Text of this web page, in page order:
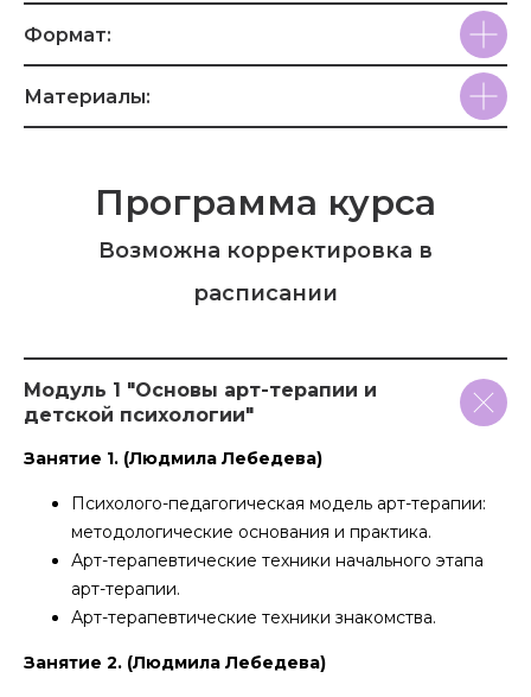
Формат:
Материалы:
Программа курса
Возможна корректировка в
расписании
Модуль 1 "Основы арт-терапии и
детской психологии"
Занятие 1. (Людмила Лебедева)
Психолого-педагогическая модель арт-терапии:
методологические основания и практика.
Арт-терапевтические техники начального этапа
арт-терапии.
Арт-терапевтические техники знакомства.
Занятие 2. (Людмила Лебедева)